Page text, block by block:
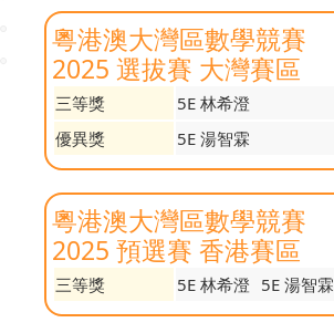
粵港澳大灣區數學競賽
2025 選拔賽 大灣賽區
三等獎
5E 林希澄
優異獎
5E 湯智霖
粵港澳大灣區數學競賽
2025 預選賽 香港賽區
三等獎 5E 林希澄 5E 湯智霖